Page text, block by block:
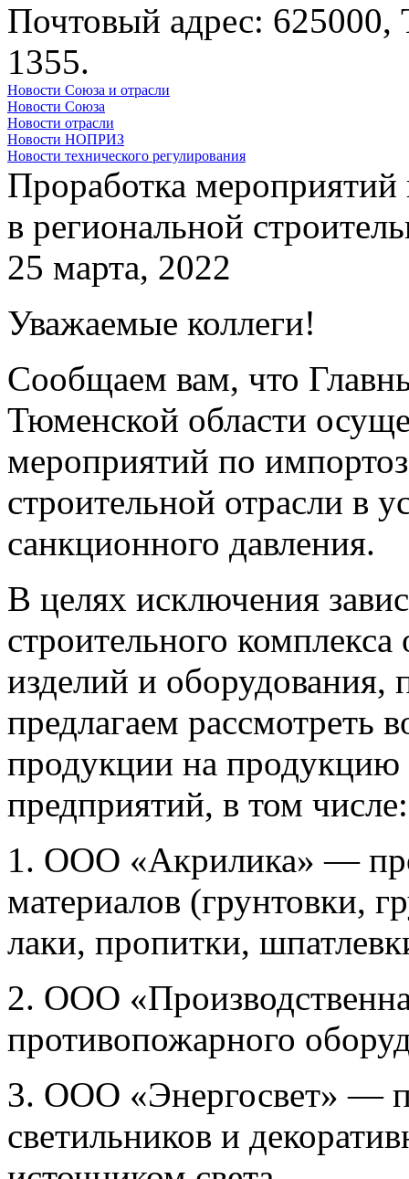
Почтовый адрес:
1355.
Новости Союза и отрасли
Новости Союза
Новости отрасли
Новости НОПРИЗ
Новости технического регулирования
Проработка
в региональной
25 марта, 2022
Уважаемые коллеги!
Сообщаем вам, что
Тюменской области
мероприятий по
строительной отрасли в
санкционного давления.
В целях исключения
строительного
изделий и оборудования,
предлагаем рассмотреть
продукции на
предприятий, в том числе:
1. ООО «Акрилика» —
материалов (грунтовки,
лаки, пропитки,
2. ООО
противопожарного
3. ООО «Энергосвет» —
светильников и